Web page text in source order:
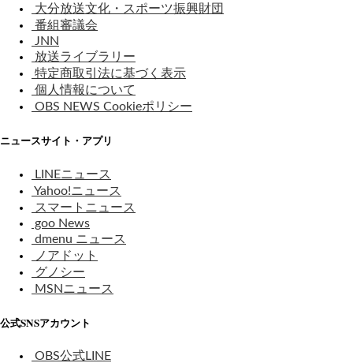
大分放送文化・スポーツ振興財団
番組審議会
JNN
放送ライブラリー
特定商取引法に基づく表示
個人情報について
OBS NEWS Cookieポリシー
ニュースサイト・アプリ
LINEニュース
Yahoo!ニュース
スマートニュース
goo News
dmenu ニュース
ノアドット
グノシー
MSNニュース
公式SNSアカウント
OBS公式LINE